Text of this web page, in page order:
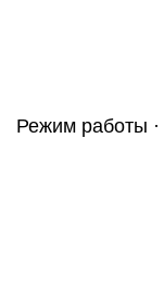
Режим работы